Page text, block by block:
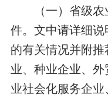
（一）省级
件。文中请详细
的有关情况并附
业、种业企业、
业社会化服务企业